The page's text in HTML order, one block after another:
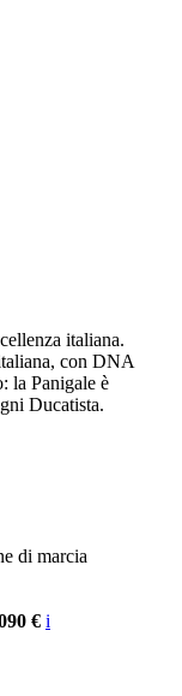
italiana.
con DNA
la Panigale è
Ducatista.
di marcia
€ i